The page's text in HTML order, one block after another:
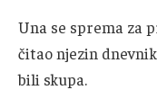
Una se sprema za
čitao njezin
bili skupa.